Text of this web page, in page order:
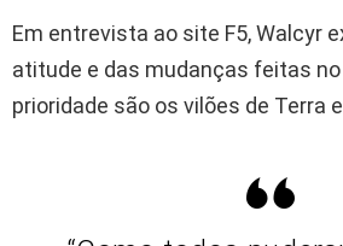
Em entrevista ao site F5, Walcyr
atitude e das mudanças feitas
prioridade são os vilões de Terra